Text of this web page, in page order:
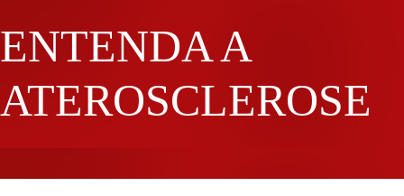
ENTENDA A
ATEROSCLEROSE